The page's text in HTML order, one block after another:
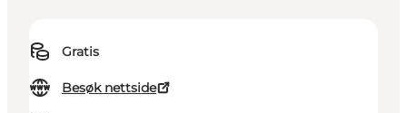
Gratis
Besøk nettside